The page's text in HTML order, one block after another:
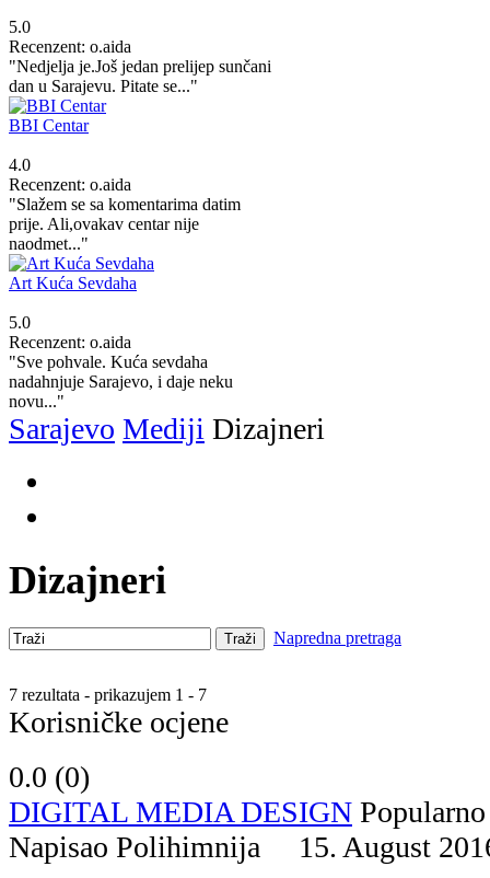
5.0
Recenzent: o.aida
"Nedjelja je.Još jedan prelijep sunčani
dan u Sarajevu. Pitate se..."
BBI Centar
4.0
Recenzent: o.aida
"Slažem se sa komentarima datim
prije. Ali,ovakav centar nije
naodmet..."
Art Kuća Sevdaha
5.0
Recenzent: o.aida
"Sve pohvale. Kuća sevdaha
nadahnjuje Sarajevo, i daje neku
novu..."
Sarajevo Mediji Dizajneri
Dizajneri
Traži Napredna pretraga
7 rezultata - prikazujem 1 - 7
Korisničke ocjene
0.0 (0)
DIGITAL MEDIA DESIGN Popularno
Napisao Polihimnija 15. August